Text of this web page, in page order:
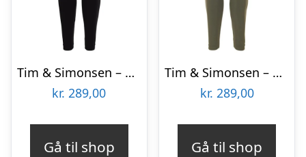
Tim & Simonsen – Saga Plus size legging Sort
kr. 289,00
Gå til shop
Tim & Simonsen – Saga Plus size legging Oliven
kr. 289,00
Gå til shop